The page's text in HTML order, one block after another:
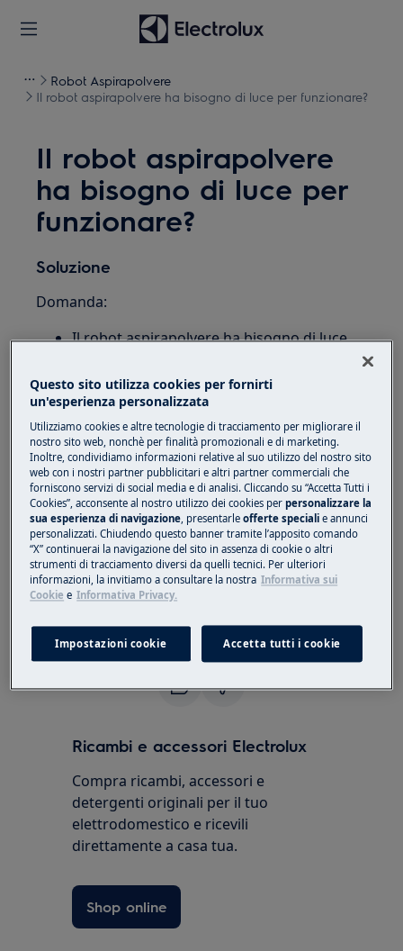
Robot Aspirapolvere
Il robot aspirapolvere ha bisogno di luce per funzionare?
Il robot aspirapolvere
ha bisogno di luce per
funzionare?
Soluzione
Domanda:
Il robot aspirapolvere ha bisogno di luce
Si applica a:
Aspirapolvere robot serie i9 puro
Aspirapolvere robot serie RX9
Risposta:
Il robot aspirapolvere non richiede luce nella
stanza per il funzionamento.
Avvertenza: laforte luce solare può avere un
impatto negativo sull'efficienza di pulizia del
Questo articolo è stato utile?
Ricambi e accessori Electrolux
Compra ricambi, accessori e
detergenti originali per il tuo
elettrodomestico e ricevili
direttamente a casa tua.
Shop online
Questo sito utilizza cookies per fornirti
un'esperienza personalizzata
Utilizziamo cookies e altre tecnologie di tracciamento per migliorare il
nostro sito web, nonchè per finalità promozionali e di marketing.
Inoltre, condividiamo informazioni relative al suo utilizzo del nostro sito
web con i nostri partner pubblicitari e altri partner commerciali che
forniscono servizi di social media e di analisi. Cliccando su “Accetta Tutti i
Cookies”, acconsente al nostro utilizzo dei cookies perpersonalizzare la
sua esperienza di navigazione, presentarleofferte speciali e annunci
personalizzati. Chiudendo questo banner tramite l’apposito comando
“X” continuerai la navigazione del sito in assenza di cookie o altri
strumenti di tracciamento diversi da quelli tecnici. Per ulteriori
informazioni, la invitiamo a consultare la nostra Informativa sui
Cookie e Informativa Privacy.
Impostazioni cookie Accetta tutti i cookie